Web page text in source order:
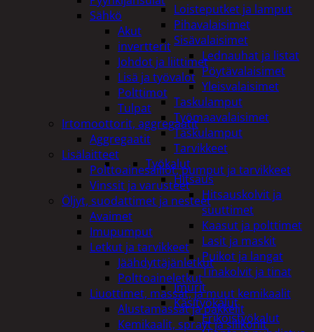
Loisteputket ja lamput
Pihavalaisimet
Sisävalaisimet
Lednauhat ja listat
Pöytävalaisimet
Yleisvalaisimet
Taskulamput
Työmaavalaisimet
Taskulamput
Tarvikkeet
Työkalut
Hitsaus
Hitsauskolvit ja
suuttimet
Kaasut ja polttimet
Lasit ja maskit
Puikot ja langat
Tinakolvit ja tinat
Imurit
Käsityökalut
Erikoistyökalut
Sähkö
Akut
invertterit
Johdot ja liittimet
Lisä ja työvalot
Polttimot
Tulpat
Irtomoottorit, aggregaatit
Aggregaatit
Lisälaitteet
Polttoainesäiliöt, pumput ja tarvikkeet
Vinssit ja varusteet
Öljyt, suodattimet ja nesteet
Avaimet
Imupumput
Letkut ja tarvikkeet
Jäähdyttäjänletkut
Polttoaineletkut
Liuottimet, massat, ja muut kemikaalit
Alustamassat ja pakkelit
Kemikaalit, sprayt ja silikonit